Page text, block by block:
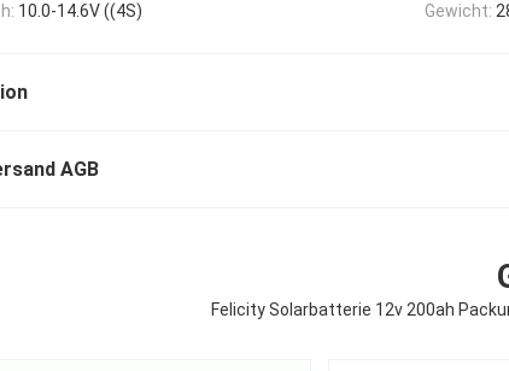
10.0-14.6V ((4S) Gewicht:
AGB
Felicity Solarbatterie 12v 200ah